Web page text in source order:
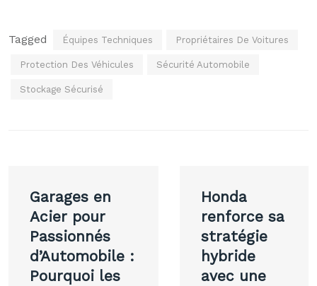
Tagged Équipes Techniques Propriétaires De Voitures
Protection Des Véhicules Sécurité Automobile
Stockage Sécurisé
de
l’article
Garages en
Acier pour
Passionnés
d’Automobile :
Pourquoi les
Honda
renforce sa
stratégie
hybride
avec une